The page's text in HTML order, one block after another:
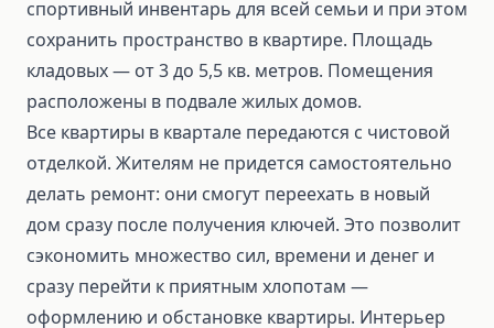
спортивный инвентарь для всей семьи и при этом
сохранить пространство в квартире. Площадь
кладовых — от 3 до 5,5 кв. метров. Помещения
расположены в подвале жилых домов.
Все квартиры в квартале передаются с чистовой
отделкой. Жителям не придется самостоятельно
делать ремонт: они смогут переехать в новый
дом сразу после получения ключей. Это позволит
сэкономить множество сил, времени и денег и
сразу перейти к приятным хлопотам —
оформлению и обстановке квартиры. Интерьер